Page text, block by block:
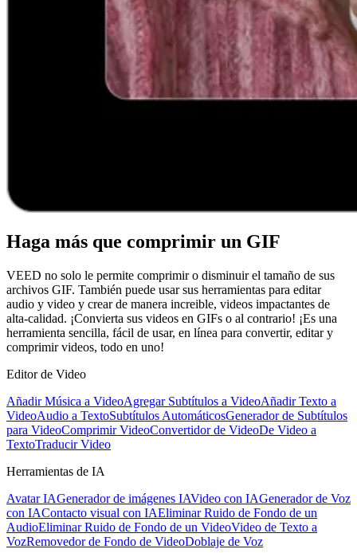
Haga más que comprimir un GIF
VEED no solo le permite comprimir o disminuir el tamaño de sus
archivos GIF. También puede usar sus herramientas para editar
audio y video y crear de manera increible, videos impactantes de
alta-calidad. ¡Convierta sus videos en GIFs o al contrario! ¡Es una
herramienta sencilla, fácil de usar, en línea para convertir, editar y
comprimir videos, todo en uno!
Editor de Video
Añadir Música a VideoAgregar Subtítulos a VideoAñadir Texto a
VideoAudio a TextoSubtítulos AutomáticosGenerador de Subtítulos
para VideoComprimir VideoConvertidor de VideoDe Video a
TextoTraducir Video
Herramientas de IA
Avatar IAGenerador de imágenes IAVideo con IAGenerador de Voz
con IAContacto visual con IAEliminar Ruido de Fondo de un
AudioEliminar Ruido de Fondo de un VideoVideo de Texto a
VozRemovedor de Fondo de VideoDoblaje de Voz